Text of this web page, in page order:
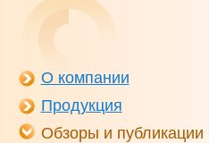
О компании
Продукция
Обзоры и публикации